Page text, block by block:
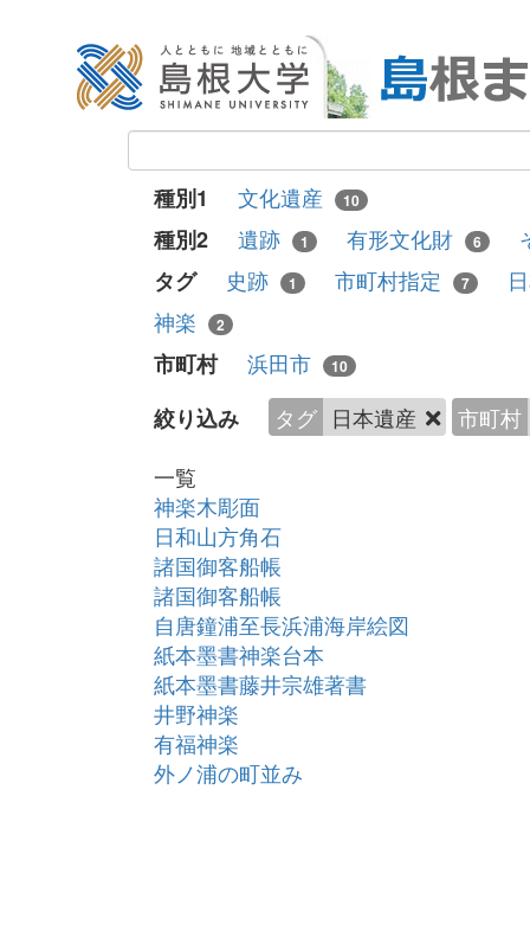
種別1 文化遺産 10
種別2 遺跡 1 有形文化財 6
タグ
史跡 1 市町村指定 7
神楽
2
市町村 浜田市 10
絞り込み タグ 日本遺産
市町村
一覧
神楽木彫面
日和山方角石
諸国御客船帳
諸国御客船帳
自唐鐘浦至長浜浦海岸絵図
紙本墨書神楽台本
紙本墨書藤井宗雄著書
井野神楽
有福神楽
外ノ浦の町並み